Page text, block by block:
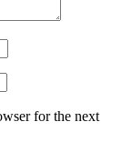
for the next